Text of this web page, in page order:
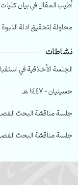
أطيب المقال في بيان
محاولة لتحقيق ادلة
نشاطات
الجلسة الأخلاقية في
حسينيان – 1447 هـ
جلسة مناقشة البحث الفصلي –
جلسة مناقشة البحث الفصلي –